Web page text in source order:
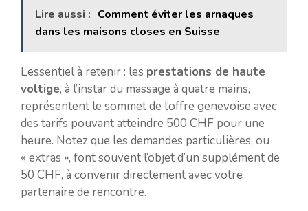
Lire aussi : Comment éviter les arnaques
dans les maisons closes en Suisse
L’essentiel à retenir : les prestations de haute
voltige, à l’instar du massage à quatre mains,
représentent le sommet de l’offre genevoise avec
des tarifs pouvant atteindre 500 CHF pour une
heure. Notez que les demandes particulières, ou
« extras », font souvent l’objet d’un supplément de
50 CHF, à convenir directement avec votre
partenaire de rencontre.